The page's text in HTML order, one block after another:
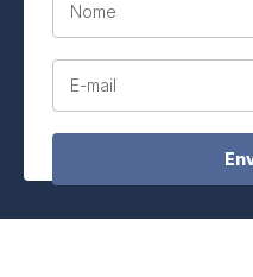
Nome
E-mail